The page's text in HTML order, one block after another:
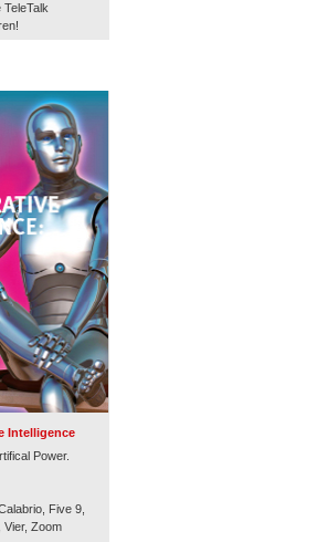
TeleTalk
Intelligence
Power.
Five 9,
Vier, Zoom